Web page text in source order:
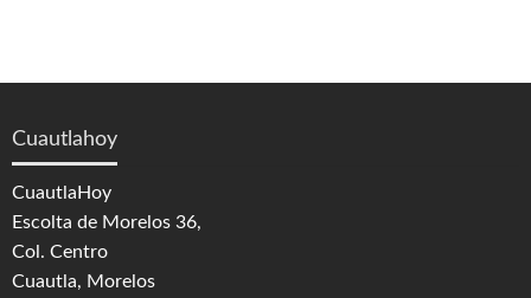
Cuautlahoy
CuautlaHoy
Escolta de Morelos 36,
Col. Centro
Cuautla, Morelos